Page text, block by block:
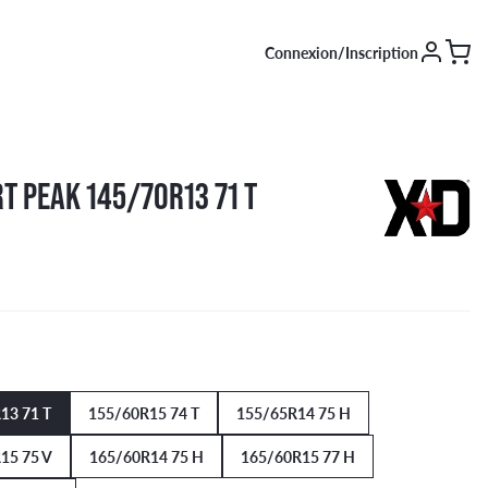
SAISON [EN COURS]
Connexion/Inscription
PEAK 145/70R13 71 T
71 T 155/60R15 74 T
155/65R14 75 H
75 V 165/60R14 75 H
165/60R15 77 H